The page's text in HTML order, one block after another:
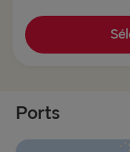
VERS LE ROYAUME-
Hoek van
Fishguard →
Liverpool →
Ports